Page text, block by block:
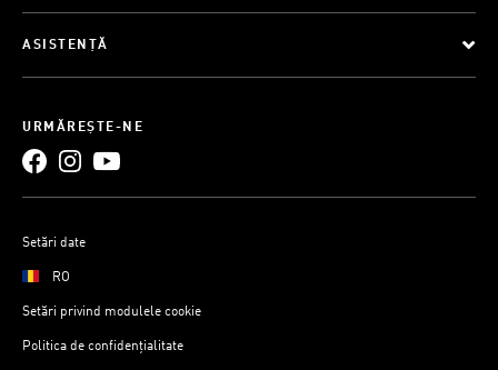
ASISTENȚĂ
URMĂREȘTE-NE
Setări date
RO
Setări privind modulele cookie
Politica de confidențialitate